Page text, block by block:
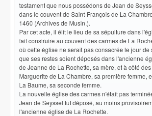
testament que nous possédons de Jean de
dans le couvent de Saint-François de La
1460 (Archives de Musin.).
Par cet acte, il élit le lieu de sa sépulture dans
fait construire au couvent des carmes de La
où cette église ne serait pas consacrée le jour de
que ses restes soient déposés dans l'ancienne
de Jeanne de La Rochette, sa mère, et à côté
Marguerite de La Chambre, sa première femme,
La Baume, sa seconde femme.
La nouvelle église des carmes n'était pas
Jean de Seyssel fut déposé, au moins
l'ancienne église de La Rochette.